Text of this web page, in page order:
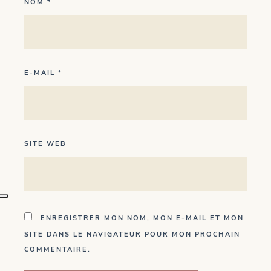
NOM *
E-MAIL *
SITE WEB
ENREGISTRER MON NOM, MON E-MAIL ET MON
SITE DANS LE NAVIGATEUR POUR MON PROCHAIN
COMMENTAIRE.